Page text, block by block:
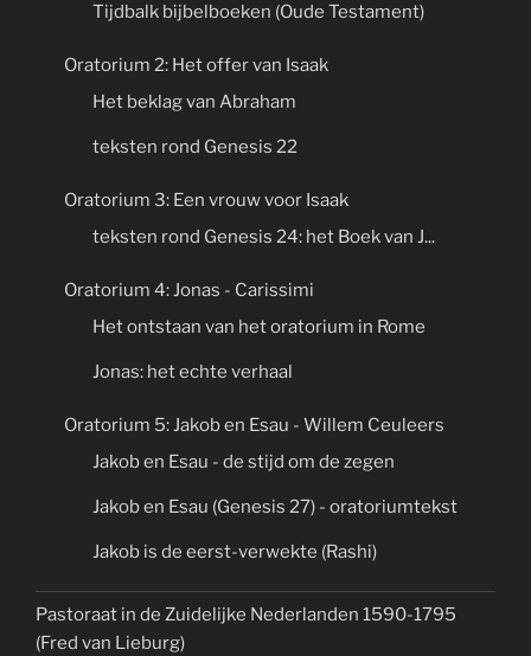
Tijdbalk bijbelboeken (Oude Testament)
Oratorium 2: Het offer van Isaak
Het beklag van Abraham
teksten rond Genesis 22
Oratorium 3: Een vrouw voor Isaak
teksten rond Genesis 24: het Boek van J...
Oratorium 4: Jonas - Carissimi
Het ontstaan van het oratorium in Rome
Jonas: het echte verhaal
Oratorium 5: Jakob en Esau - Willem Ceuleers
Jakob en Esau - de stijd om de zegen
Jakob en Esau (Genesis 27) - oratoriumtekst
Jakob is de eerst-verwekte (Rashi)
Pastoraat in de Zuidelijke Nederlanden 1590-1795
(Fred van Lieburg)